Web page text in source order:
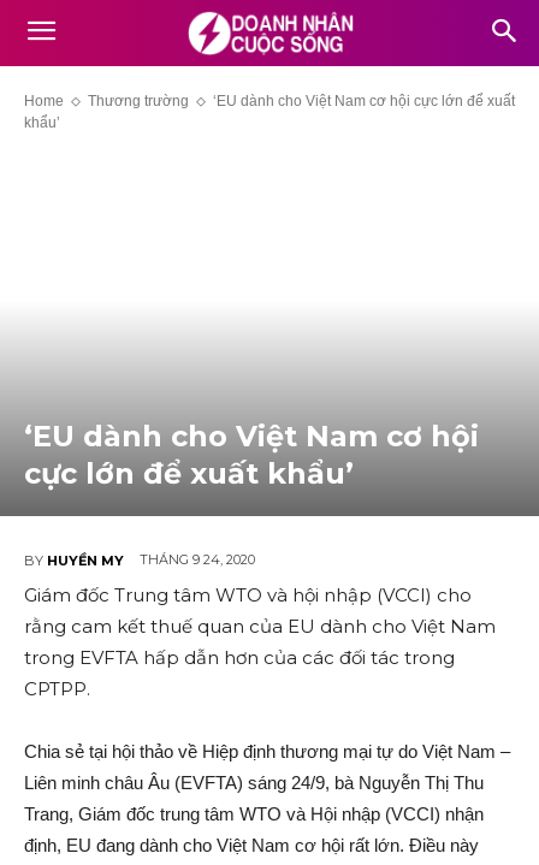
Home Thương trường
‘EU dành cho Việt Nam cơ hội cực lớn để xuất
khẩu’
‘EU dành cho Việt Nam cơ hội
cực lớn để xuất khẩu’
BY HUYỀN MY THÁNG 9 24, 2020
Giám đốc Trung tâm WTO và hội nhập (VCCI) cho
rằng cam kết thuế quan của EU dành cho Việt Nam
trong EVFTA hấp dẫn hơn của các đối tác trong
CPTPP.
Chia sẻ tại hội thảo về Hiệp định thương mại tự do Việt Nam –
Liên minh châu Âu (EVFTA) sáng 24/9, bà Nguyễn Thị Thu
Trang, Giám đốc trung tâm WTO và Hội nhập (VCCI) nhận
định, EU đang dành cho Việt Nam cơ hội rất lớn. Điều này